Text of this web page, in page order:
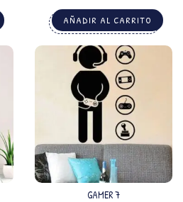
AÑADIR AL CARRITO
GAMER 7